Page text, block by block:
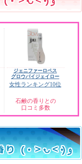
ジェニファーロペス
グロウバイジェイロー
女性ランキング10位
石鹸の香りとの
口コミ多数